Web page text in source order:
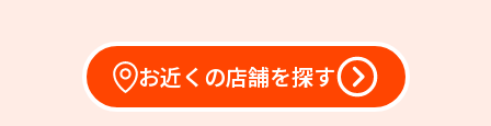
お近くの店舗を探す